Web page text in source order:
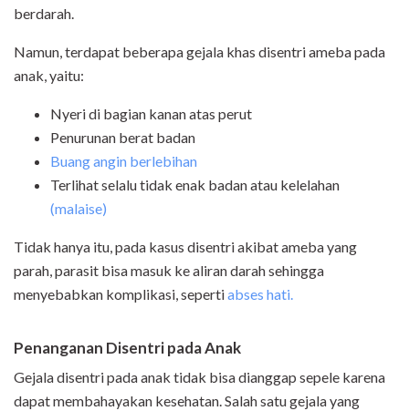
berdarah.
Namun, terdapat beberapa gejala khas disentri ameba pada
anak, yaitu:
Nyeri di bagian kanan atas perut
Penurunan berat badan
Buang angin berlebihan
Terlihat selalu tidak enak badan atau kelelahan
(malaise)
Tidak hanya itu, pada kasus disentri akibat ameba yang
parah, parasit bisa masuk ke aliran darah sehingga
menyebabkan komplikasi, sepertiabses hati.
Penanganan Disentri pada Anak
Gejala disentri pada anak tidak bisa dianggap sepele karena
dapat membahayakan kesehatan. Salah satu gejala yang